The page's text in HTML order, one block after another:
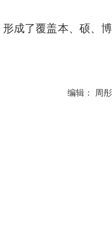
成了覆盖本、硕、博
编辑： 周彤